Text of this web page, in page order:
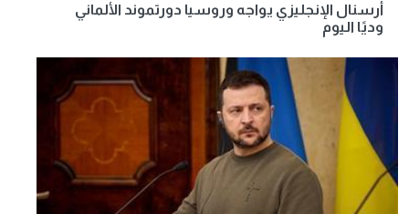
أرسنال الإنجليزي يواجه وروسيا دورتموند الألماني
وديًا اليوم